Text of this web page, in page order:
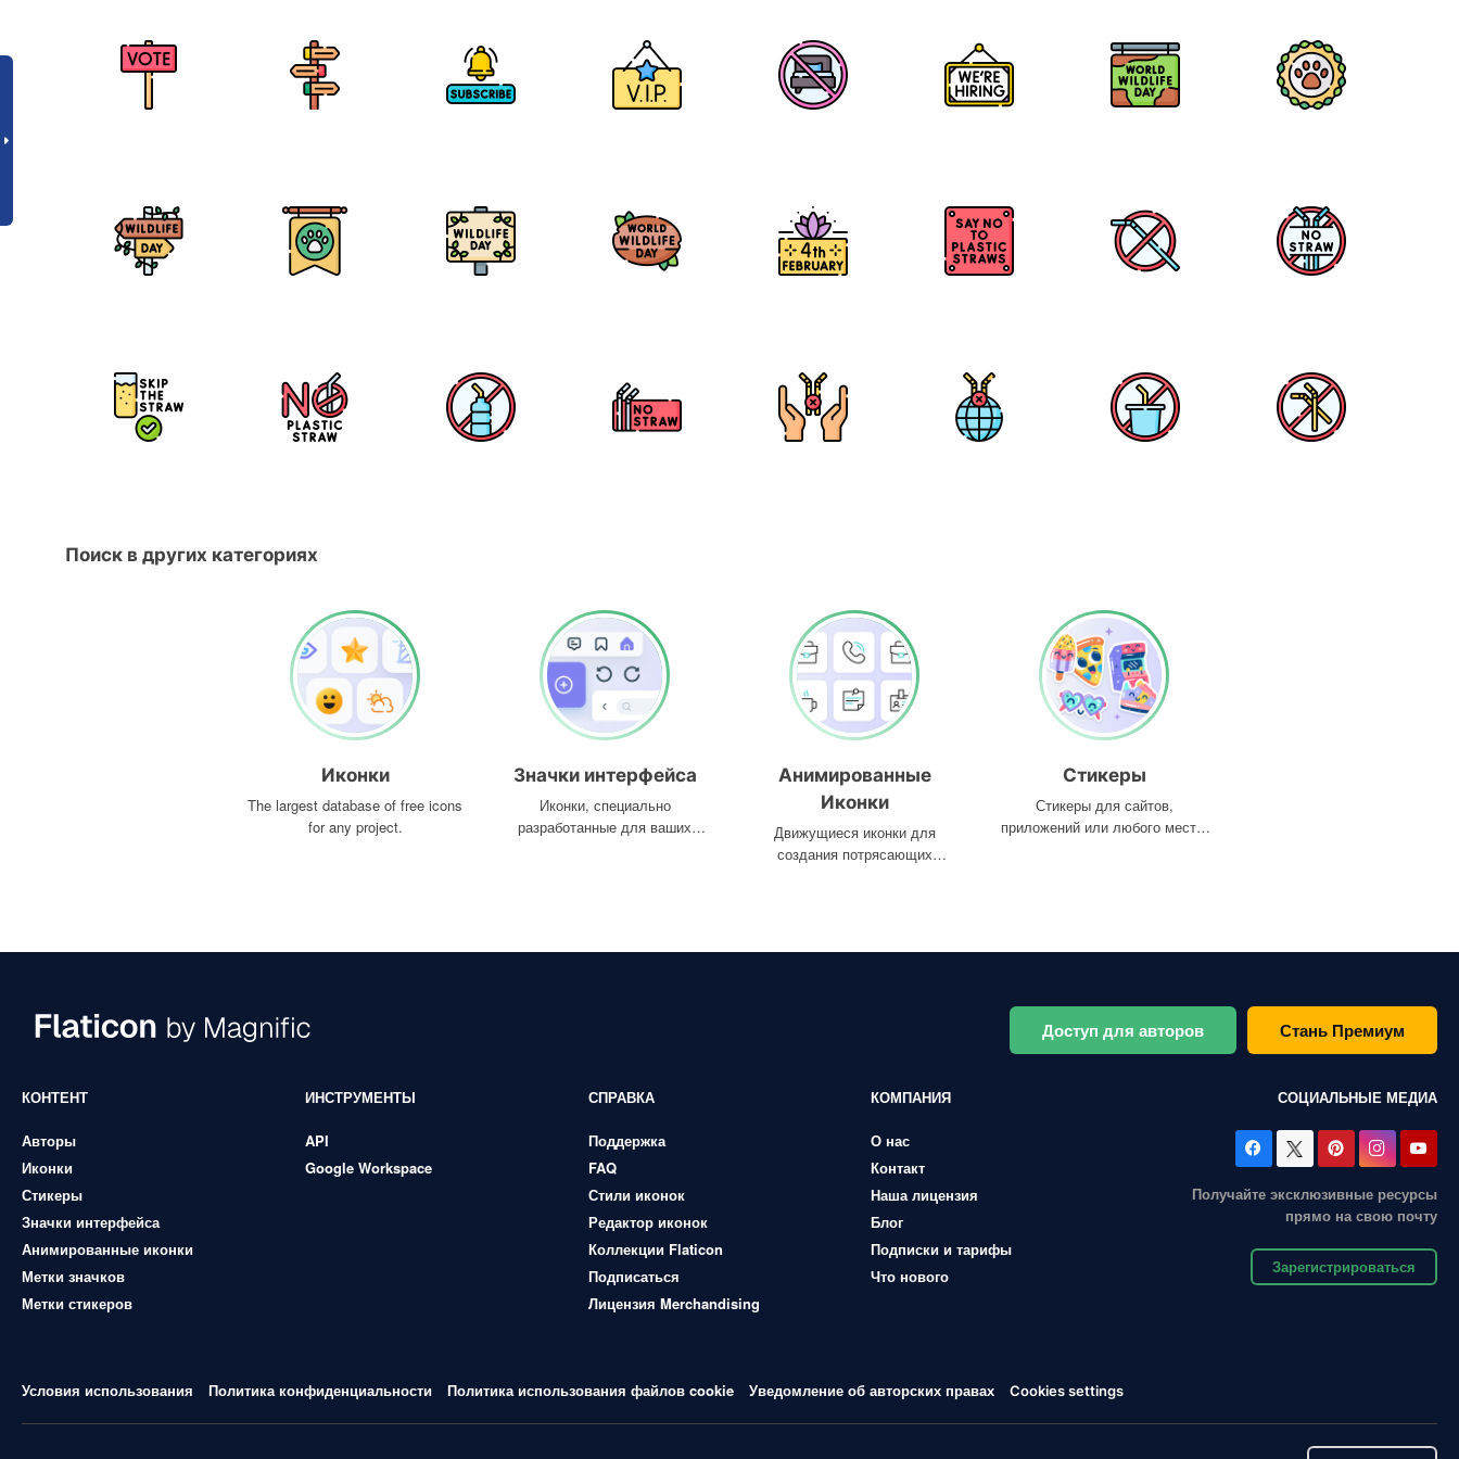
Поиск в других категориях
Иконки
The largest database of free icons
for any project.
Значки интерфейса
Иконки, специально
разработанные для ваших
Анимированные
Иконки
Движущиеся иконки для
создания потрясающих
Стикеры
Стикеры для сайтов,
приложений или любого места,
Доступ для авторов Стань Премиум
КОНТЕНТ
Авторы
Иконки
Стикеры
Значки интерфейса
Анимированные иконки
Метки значков
Метки стикеров
ИНСТРУМЕНТЫ
API
Google Workspace
СПРАВКА
Поддержка
FAQ
Стили иконок
Редактор иконок
Коллекции Flaticon
Подписаться
Лицензия Merchandising
КОМПАНИЯ
О нас
Контакт
Наша лицензия
Блог
Подписки и тарифы
Что нового
СОЦИАЛЬНЫЕ МЕДИА
Получайте эксклюзивные ресурсы
прямо на свою почту
Зарегистрироваться
Условия использования Политика конфиденциальности Политика использования файлов cookie Уведомление об авторских правах Cookies settings